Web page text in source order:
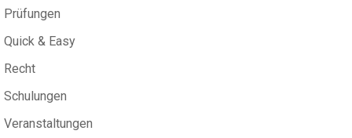
Prüfungen
Quick & Easy
Recht
Schulungen
Veranstaltungen